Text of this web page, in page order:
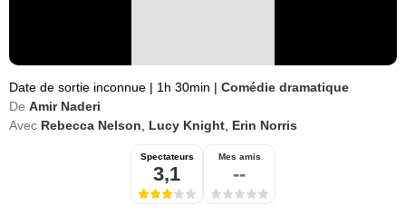
Date de sortie inconnue | 1h 30min | Comédie dramatique
De Amir Naderi
Avec Rebecca Nelson Lucy Knight Erin Norris
Spectateurs
3,1
Mes amis
--